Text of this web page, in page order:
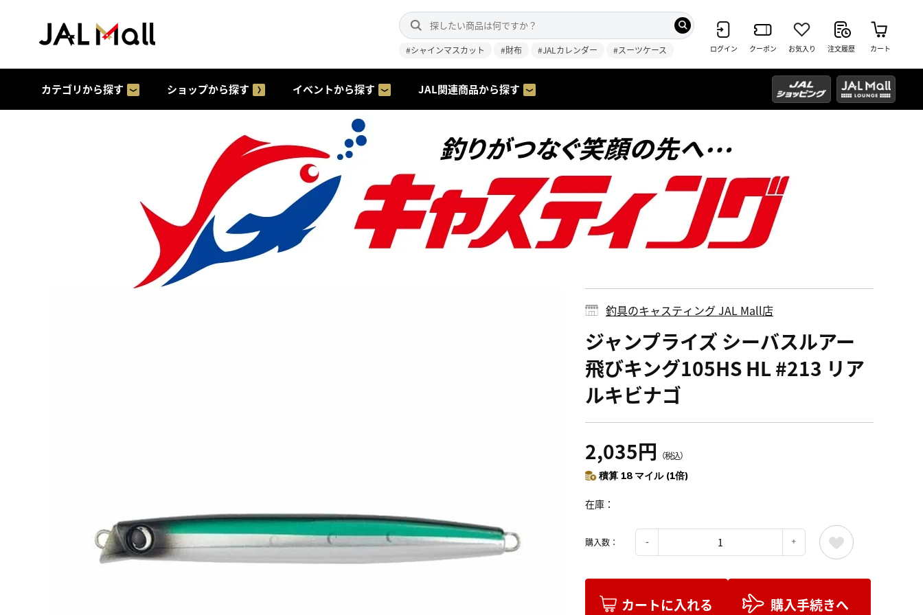
#シャインマスカット #財布 #JALカレンダー #スーツケース ログイン クーポン お気入り 注文履歴 カート
カテゴリから探す ショップから探す イベントから探す JAL関連商品から探す
釣具のキャスティング JAL Mall店
ジャンプライズ シーバスルアー
飛びキング105HS HL #213 リア
ルキビナゴ
2,035円 （税込）
積算 18 マイル (1倍)
在庫
購入数：
カートに入れる 購入手続きへ